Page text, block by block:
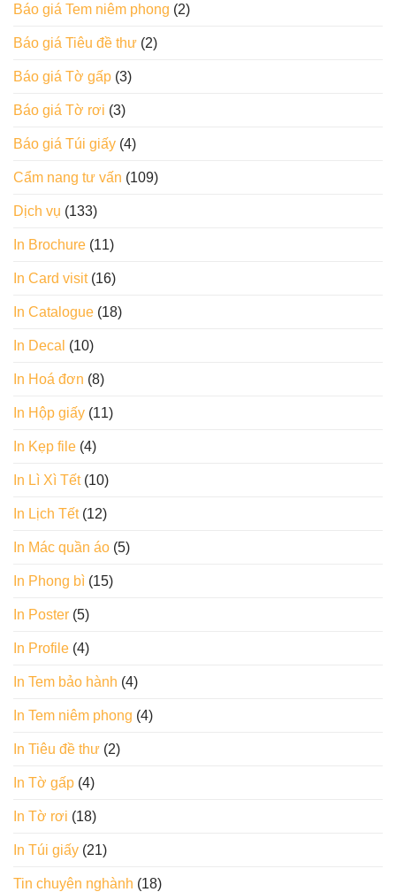
Báo giá Tem niêm phong (2)
Báo giá Tiêu đề thư (2)
Báo giá Tờ gấp (3)
Báo giá Tờ rơi (3)
Báo giá Túi giấy (4)
Cẩm nang tư vấn (109)
Dịch vụ (133)
In Brochure (11)
In Card visit(16)
In Catalogue (18)
In Decal (10)
In Hoá đơn (8)
In Hộp giấy (11)
In Kẹp file (4)
In Lì Xì Tết(10)
In Lịch Tết(12)
In Mác quần áo (5)
In Phong bì (15)
In Poster (5)
In Profile (4)
In Tem bảo hành (4)
In Tem niêm phong (4)
In Tiêu đề thư (2)
In Tờ gấp (4)
In Tờ rơi (18)
In Túi giấy (21)
Tin chuyên nghành (18)